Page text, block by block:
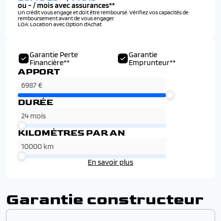
Garantie Perte
Financière**
Garantie
Emprunteur**
APPORT
DURÉE
KILOMÈTRES PAR AN
En savoir plus
ou - / mois avec assurances**
Un crédit vous engage et doit être remboursé. Vérifiez vos capacités de
remboursement avant de vous engager.
LOA: Location avec Option d'Achat
Garantie constructeur